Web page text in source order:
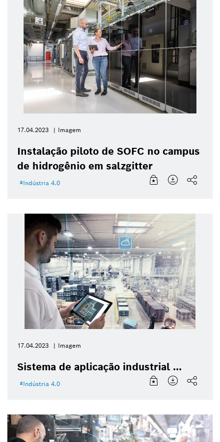
17.04.2023 Imagem
Instalação piloto de SOFC no campus
de hidrogênio em salzgitter
Indústria 4.0
17.04.2023 Imagem
Sistema de aplicação industrial ...
Indústria 4.0